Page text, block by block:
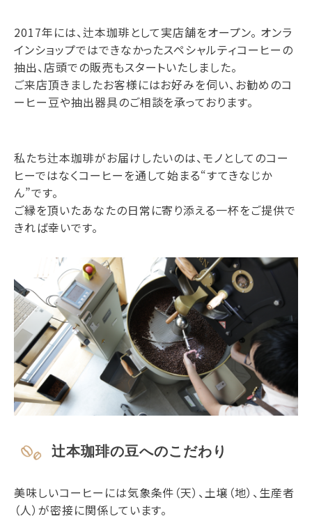
2017年には、辻本珈琲として実店舗をオープン。 オンラ
インショップではできなかったスペシャルティコーヒーの
抽出、店頭での販売もスタートいたしました。
ご来店頂きましたお客様にはお好みを伺い、お勧めのコ
ーヒー豆や抽出器具のご相談を承っております。
私たち辻本珈琲がお届けしたいのは、モノとしてのコー
ヒーではなくコーヒーを通して始まる“すてきなじか
ん”です。
ご縁を頂いたあなたの日常に寄り添える一杯をご提供で
きれば幸いです。
辻本珈琲の豆へのこだわり
美味しいコーヒーには気象条件（天）、土壌（地）、生産者
（人）が密接に関係しています。